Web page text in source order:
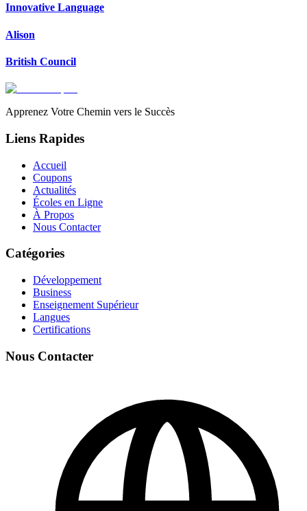
Innovative Language
Alison
British Council
Apprenez Votre Chemin vers le Succès
Liens Rapides
Accueil
Coupons
Actualités
Écoles en Ligne
À Propos
Nous Contacter
Catégories
Développement
Business
Enseignement Supérieur
Langues
Certifications
Nous Contacter